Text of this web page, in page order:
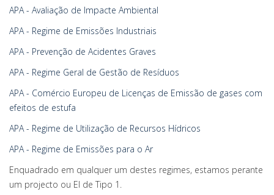
APA - Avaliação de Impacte Ambiental
APA - Regime de Emissões Industriais
APA - Prevenção de Acidentes Graves
APA - Regime Geral de Gestão de Resíduos
APA - Comércio Europeu de Licenças de Emissão de gases com
efeitos de estufa
APA - Regime de Utilização de Recursos Hídricos
APA - Regime de Emissões para o Ar
Enquadrado em qualquer um destes regimes, estamos perante
um projecto ou EI de Tipo 1.